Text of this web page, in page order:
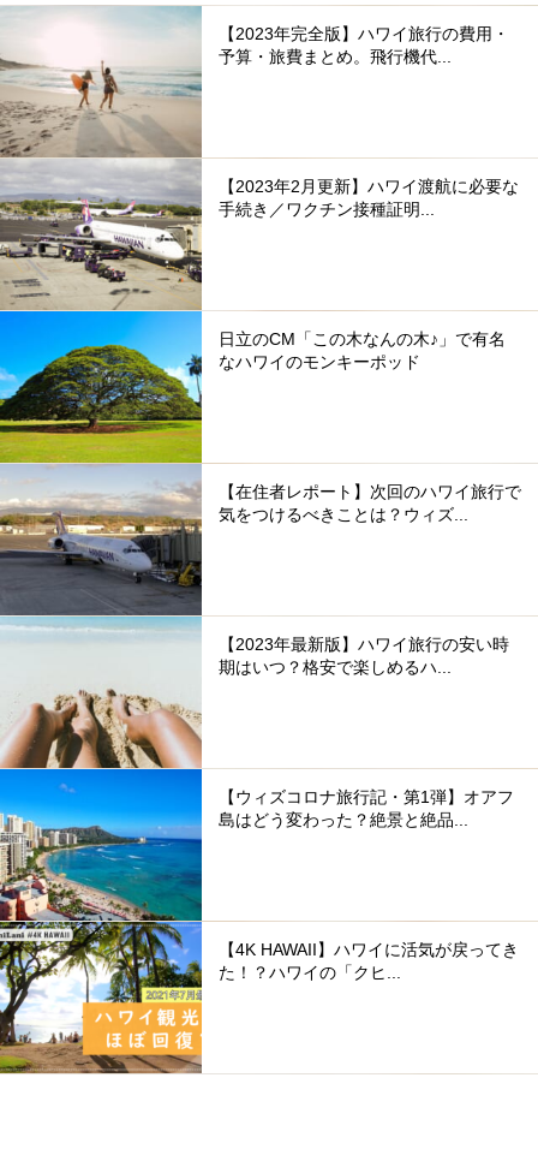
【2023年完全版】ハワイ旅行の費用・
予算・旅費まとめ。飛行機代...
【2023年2月更新】ハワイ渡航に必要な
手続き／ワクチン接種証明...
日立のCM「この木なんの木♪」で有名
なハワイのモンキーポッド
【在住者レポート】次回のハワイ旅行で
気をつけるべきことは？ウィズ...
【2023年最新版】ハワイ旅行の安い時
期はいつ？格安で楽しめるハ...
【ウィズコロナ旅行記・第1弾】オアフ
島はどう変わった？絶景と絶品...
【4K HAWAII】ハワイに活気が戻ってき
た！？ハワイの「クヒ...